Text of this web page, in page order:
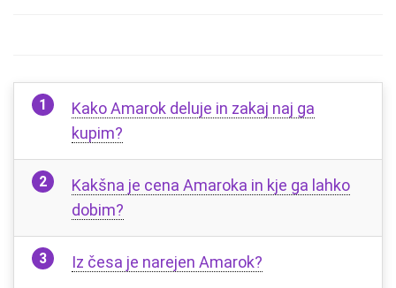
Kako Amarok deluje in zakaj naj ga
kupim?
Kakšna je cena Amaroka in kje ga lahko
dobim?
Iz česa je narejen Amarok?